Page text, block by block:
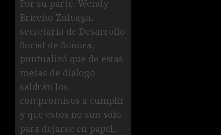
Por su parte, Wendy
Briceño Zuloaga,
secretaria de Desarrollo
Social de Sonora,
puntualizó que de estas
mesas de diálogo
saldrán los
compromisos a cumplir
y que estos no son solo
para dejarse en papel,